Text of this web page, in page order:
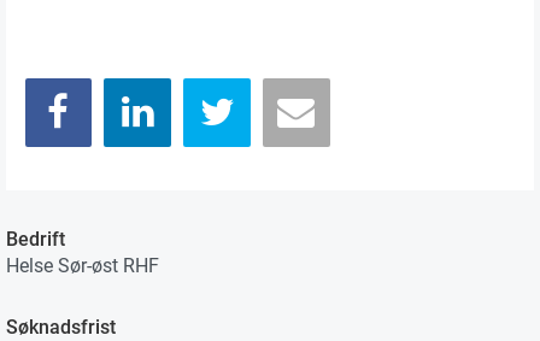
Bedrift
Helse Sør-øst RHF
Søknadsfrist